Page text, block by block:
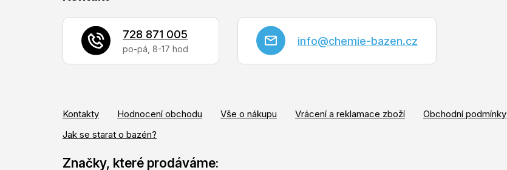
info@chemie-bazen.cz
728 871 005
Kontakty Hodnocení obchodu Vše o nákupu Vrácení a reklamace zboží Obchodní podmínky
Jak se starat o bazén?